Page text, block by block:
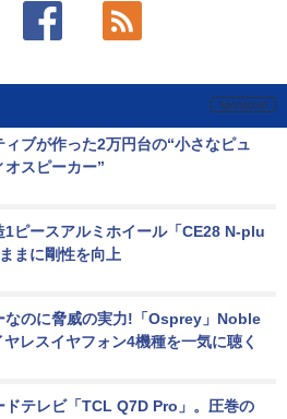
ィブが作った2万円台の“小さなピュ
オスピーカー”
1ピースアルミホイール「CE28 N-plu
まに剛性を向上
なのに脅威の実力!「Osprey」Noble
レスイヤフォン4機種を一気に聴く
ドテレビ「TCL Q7D Pro」。圧巻の